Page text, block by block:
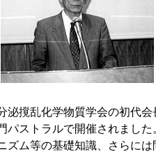
撹乱化学物質学会の初代会
パストラルで開催されまし
ズム等の基礎知識、さらに